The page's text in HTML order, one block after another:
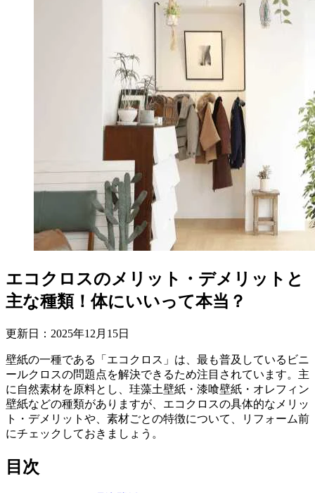
エコクロスのメリット・デメリットと
主な種類！体にいいって本当？
更新日： 2025年12 月 15日
壁紙の一種である「エコクロス」は、最も普及しているビニ
ールクロスの問題点を解決できるため注目されています。主
に自然素材を原料とし、珪藻土壁紙・漆喰壁紙・オレフィン
壁紙などの種類がありますが、エコクロスの具体的なメリッ
ト・デメリットや、素材ごとの特徴について、リフォーム前
にチェックしておきましょう。
目次